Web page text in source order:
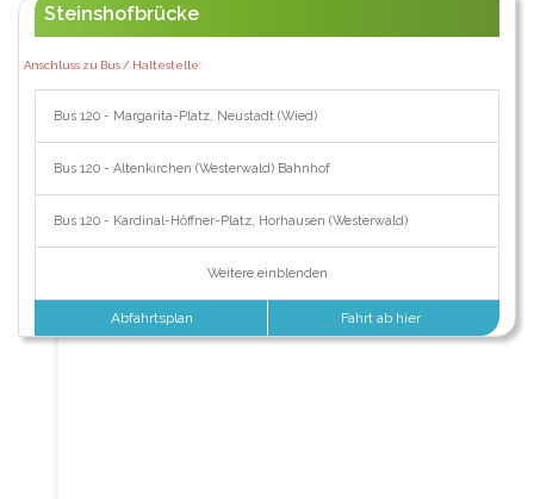
Steinshofbrücke
Anschluss zu Bus / Haltestelle:
Bus 120 - Margarita-Platz, Neustadt (Wied)
Bus 120 - Altenkirchen (Westerwald) Bahnhof
Bus 120 - Kardinal-Höffner-Platz, Horhausen (Westerwald)
Weitere einblenden
Abfahrtsplan Fahrt ab hier